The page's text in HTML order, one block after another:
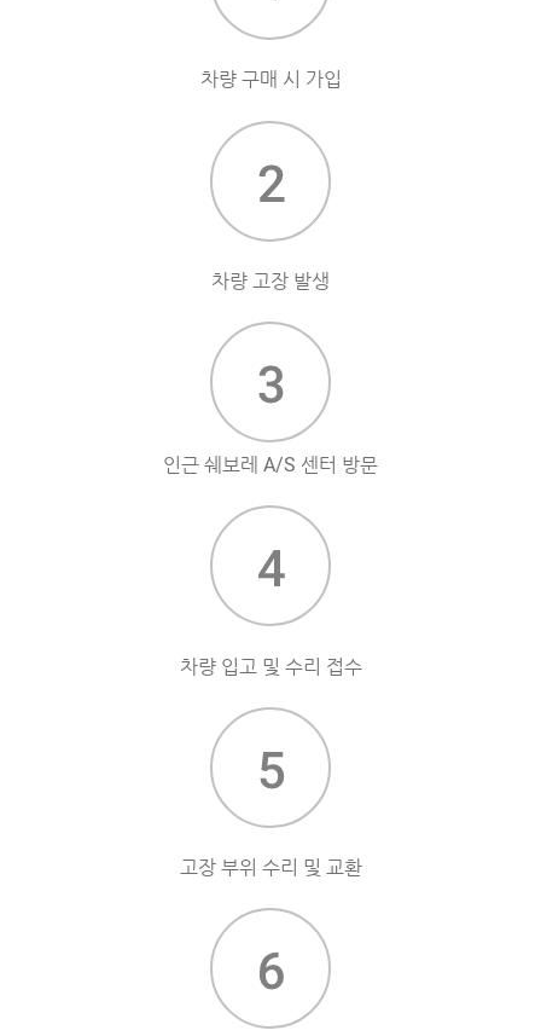
차량 구매 시 가입
차량 고장 발생
인근 쉐보레 A/S 센터 방문
차량 입고 및 수리 접수
고장 부위 수리 및 교환